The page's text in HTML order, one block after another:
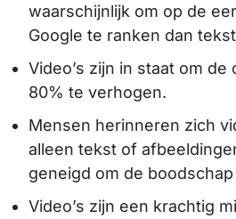
waarschijnlijk om op de
Google te ranken dan
Video’s zijn in staat om
80% te verhogen.
Mensen herinneren zich
alleen tekst of
geneigd om de
Video’s zijn een krachtig